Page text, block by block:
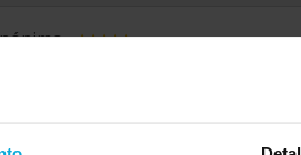
más?